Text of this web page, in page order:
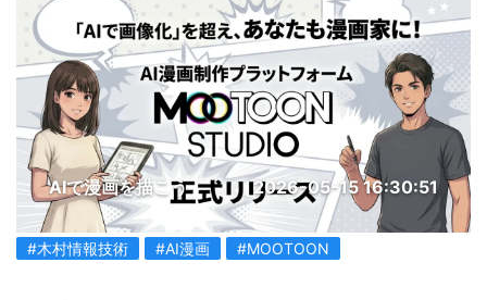
AIで漫画を描こう 2026-05-15 16:30:51
#木村情報技術 #AI漫画 #MOOTOON